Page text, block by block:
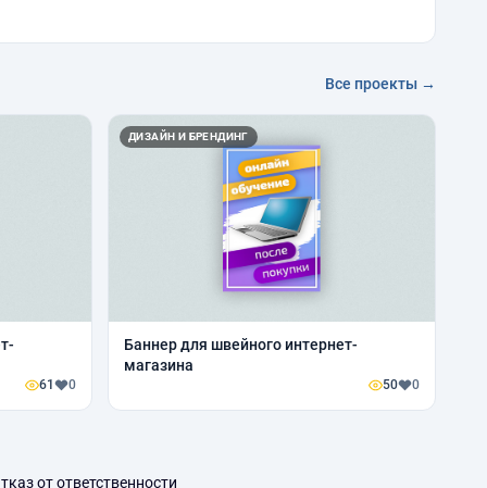
Все проекты →
61 0
ДИЗАЙН И БРЕНДИНГ
Баннер для швейного интернет-
магазина
50 0
от ответственности